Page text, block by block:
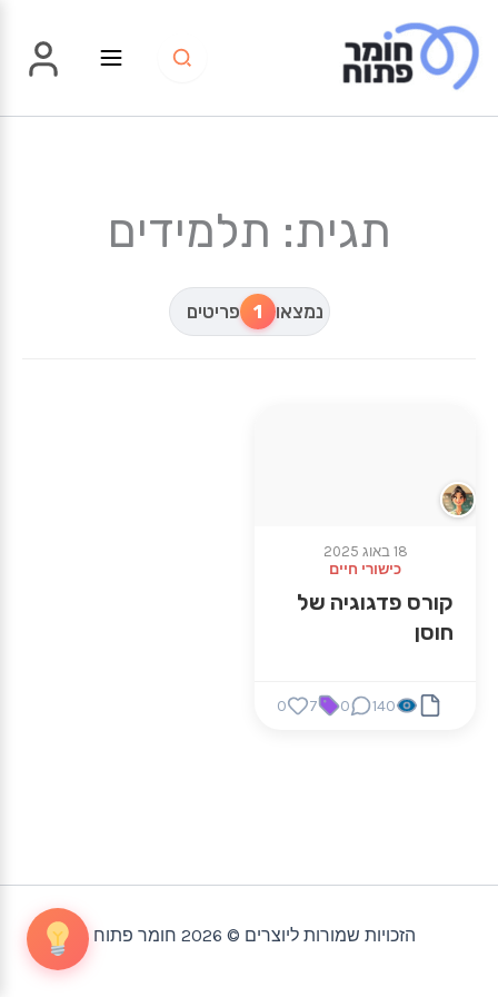
לתוכן
תגית: תלמידים
נמצאו 1 פריטים
18 באוג 2025
כישורי חיים
קורס פדגוגיה של
חוסן
140
0
7
0
הזכויות שמורות ליוצרים © 2026 חומר פתוח |